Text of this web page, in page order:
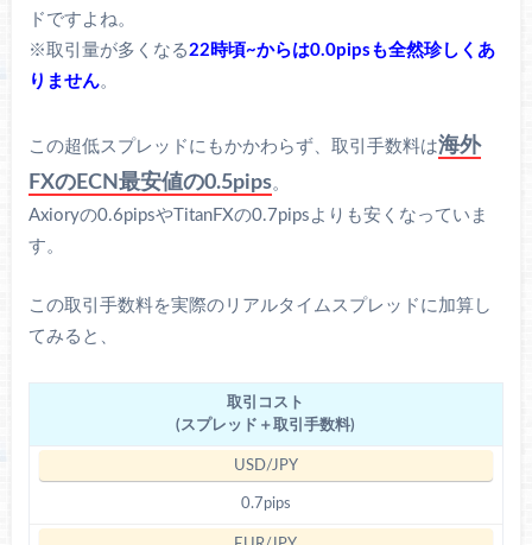
ドですよね。
※取引量が多くなる22時頃~からは0.0pipsも全然珍しくあ
りません。
この超低スプレッドにもかかわらず、取引手数料は海外
FXのECN最安値の0.5pips。
Axioryの0.6pipsやTitanFXの0.7pipsよりも安くなっていま
す。
この取引手数料を実際のリアルタイムスプレッドに加算し
てみると、
取引コスト
(スプレッド＋取引手数料)
0.7pips